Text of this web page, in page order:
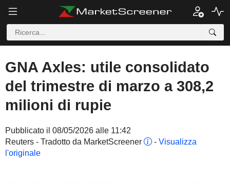
GNA Axles: utile consolidato
del trimestre di marzo a 308,2
milioni di rupie
Pubblicato il 08/05/2026 alle 11:42
Reuters - Tradotto da MarketScreener
- Visualizza
l'originale